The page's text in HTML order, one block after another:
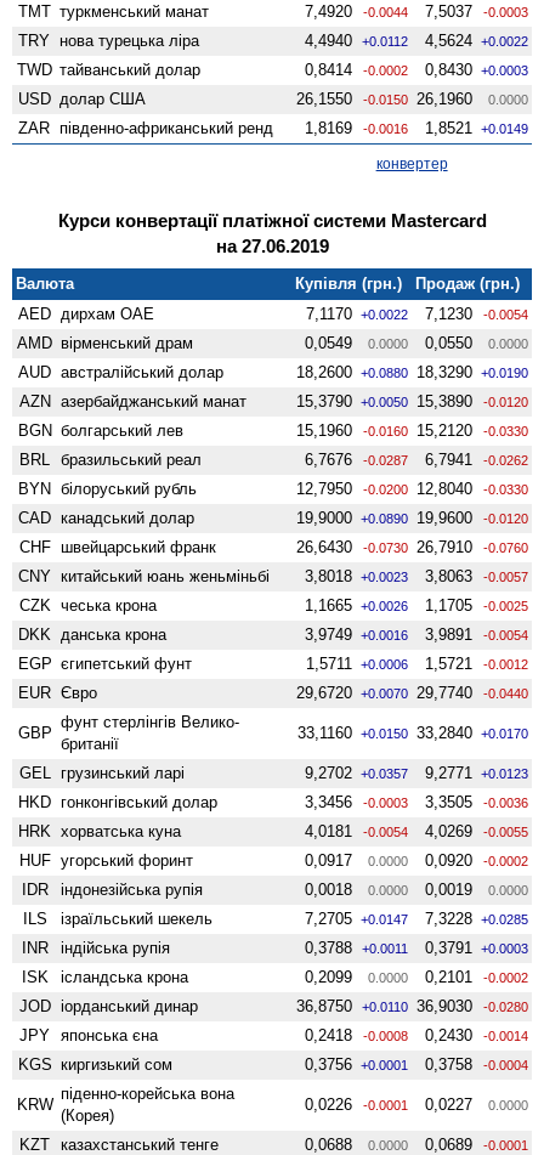
TMT туркменський манат 7,4920 -0.0044 7,5037 -0.0003
TRY нова турецька ліра 4,4940 +0.0112 4,5624 +0.0022
TWD тайванський долар 0,8414 -0.0002 0,8430 +0.0003
USD долар США 26,1550 -0.0150 26,1960 0.0000
ZAR південно-африканський ренд 1,8169 -0.0016 1,8521 +0.0149
конвертер
Курси конвертації платіжної системи Mastercard
на 27.06.2019
Валюта Купівля (грн.)
Продаж (грн.)
AED дирхам ОАЕ 7,1170 +0.0022 7,1230 -0.0054
AMD вiрменський драм 0,0549 0.0000 0,0550 0.0000
AUD австралійський долар 18,2600 +0.0880 18,3290 +0.0190
AZN азербайджанський манат 15,3790 +0.0050 15,3890 -0.0120
BGN болгарський лев 15,1960 -0.0160 15,2120 -0.0330
BRL бразильський реал 6,7676 -0.0287 6,7941 -0.0262
BYN білоруський рубль 12,7950 -0.0200 12,8040 -0.0330
CAD канадський долар 19,9000 +0.0890 19,9600 -0.0120
CHF швейцарський франк 26,6430 -0.0730 26,7910 -0.0760
CNY китайський юань женьмiньбi 3,8018 +0.0023 3,8063 -0.0057
CZK чеська крона 1,1665 +0.0026 1,1705 -0.0025
DKK данська крона 3,9749 +0.0016 3,9891 -0.0054
EGP єгипетський фунт 1,5711 +0.0006 1,5721 -0.0012
EUR Євро 29,6720 +0.0070 29,7740 -0.0440
GBP
фунт стерлінгів Велико­
британії
33,1160 +0.0150 33,2840 +0.0170
GEL грузинський ларі 9,2702 +0.0357 9,2771 +0.0123
HKD гонконгівський долар 3,3456 -0.0003 3,3505 -0.0036
HRK хорватська куна 4,0181 -0.0054 4,0269 -0.0055
HUF угорський форинт 0,0917 0.0000 0,0920 -0.0002
IDR індонезійська рупія 0,0018 0.0000 0,0019 0.0000
ILS ізраїльський шекель 7,2705 +0.0147 7,3228 +0.0285
INR індійська рупія 0,3788 +0.0011 0,3791 +0.0003
ISK ісландська крона 0,2099 0.0000 0,2101 -0.0002
JOD іорданський динар 36,8750 +0.0110 36,9030 -0.0280
JPY японська єна 0,2418 -0.0008 0,2430 -0.0014
KGS киргизький сом 0,3756 +0.0001 0,3758 -0.0004
KRW
піденно-корейська вона
(Корея)
0,0226 -0.0001 0,0227 0.0000
KZT казахстанський тенге 0,0688 0.0000 0,0689 -0.0001